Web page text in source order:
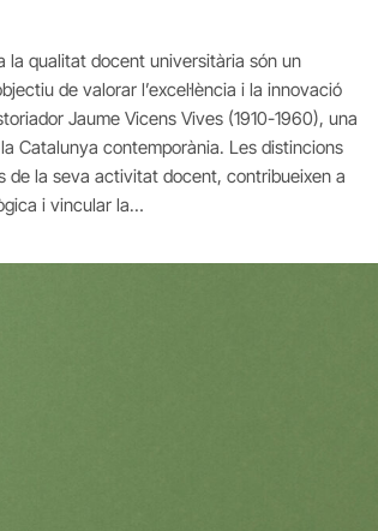
la qualitat docent universitària són un
de valorar l’excel·lència i la innovació
Jaume Vicens Vives (1910-1960), una
Catalunya contemporània. Les distincions
de la seva activitat docent, contribueixen a
i vincular la…